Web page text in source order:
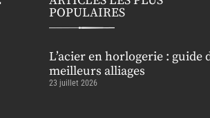
POPULAIRES
L’acier en horlogerie : guide
meilleurs alliages
23 juillet 2026